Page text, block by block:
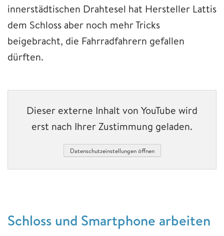
innerstädtischen Drahtesel hat Hersteller Lattis
dem Schloss aber noch mehr Tricks
beigebracht, die Fahrradfahrern gefallen
dürften.
Dieser externe Inhalt von YouTube wird
erst nach Ihrer Zustimmung geladen.
Datenschutzeinstellungen öffnen
Schloss und Smartphone arbeiten